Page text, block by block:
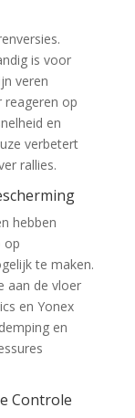
is voor
veren
reageren op
en
verbetert
rallies.
hebben
op
te maken.
aan de vloer
en Yonex
en
Controle